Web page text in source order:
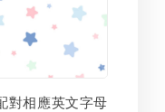
對相應英文字母